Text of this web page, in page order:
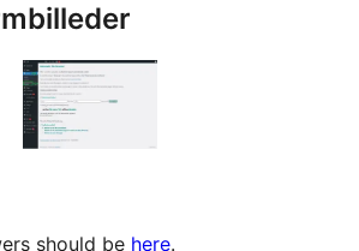
should be here.